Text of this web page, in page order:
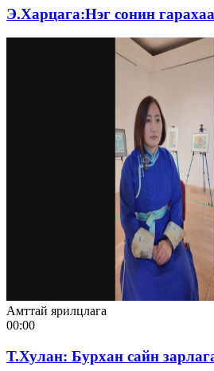
Э.Харцага:Нэг сонин
Амттай ярилцлага
00:00
Т.Хулан: Бурхан сайн